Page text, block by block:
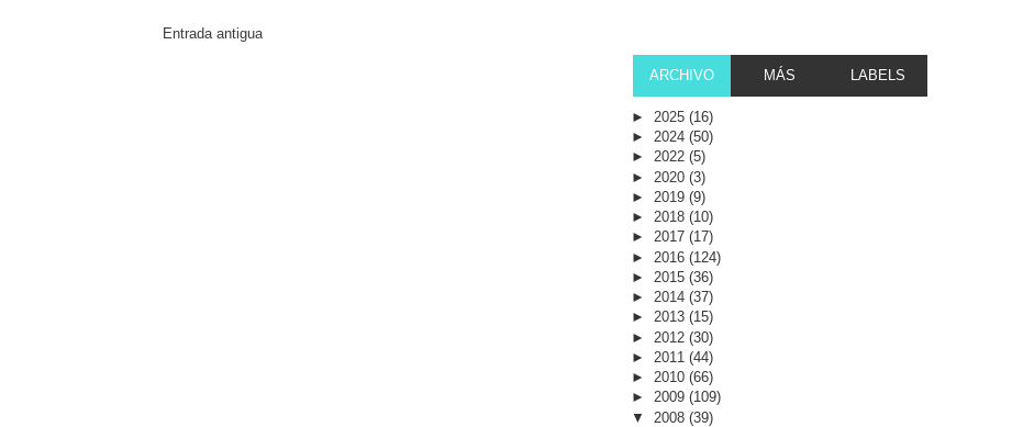
Entrada antigua
ARCHIVO MÁS LABELS
► 2025 (16)
► 2024 (50)
► 2022 (5)
► 2020 (3)
► 2019 (9)
► 2018 (10)
► 2017 (17)
► 2016 (124)
► 2015 (36)
► 2014 (37)
► 2013 (15)
► 2012 (30)
► 2011 (44)
► 2010 (66)
► 2009 (109)
▼ 2008 (39)